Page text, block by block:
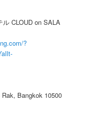
CLOUD on SALA
?
Bangkok 10500